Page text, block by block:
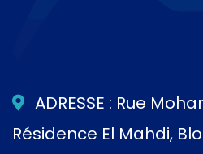
ADRESSE : Rue
Résidence El Mahdi,